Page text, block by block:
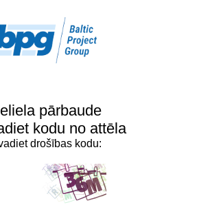
pārbaude
kodu no attēla
drošības kodu: